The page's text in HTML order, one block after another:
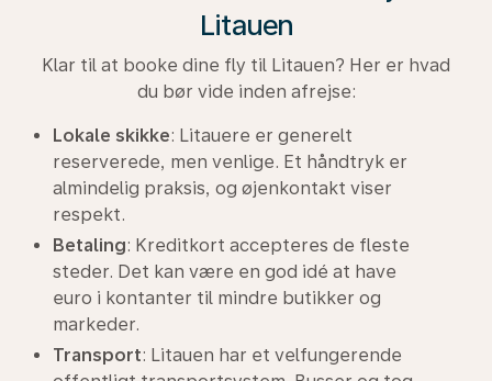
Litauen
Klar til at booke dine fly til Litauen? Her er hvad
du bør vide inden afrejse:
Lokale skikke: Litauere er generelt
reserverede, men venlige. Et håndtryk er
almindelig praksis, og øjenkontakt viser
respekt.
Betaling: Kreditkort accepteres de fleste
steder. Det kan være en god idé at have
euro i kontanter til mindre butikker og
markeder.
Transport: Litauen har et velfungerende